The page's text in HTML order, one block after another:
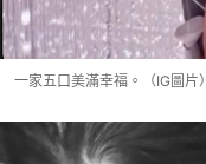
一家五口美滿幸福。（IG圖片）